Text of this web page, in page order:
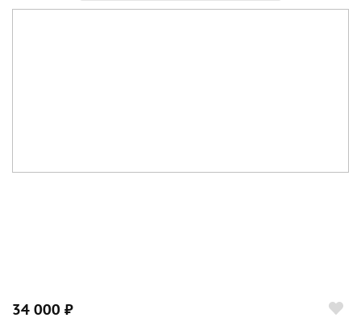
34 000 ₽